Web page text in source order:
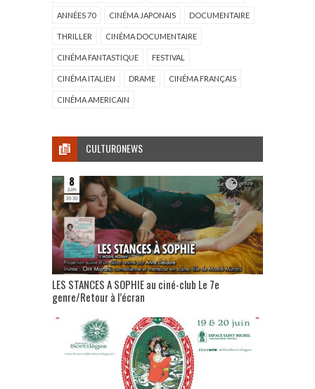
ANNÉES 70 CINÉMA JAPONAIS DOCUMENTAIRE
THRILLER CINÉMA DOCUMENTAIRE
CINÉMA FANTASTIQUE FESTIVAL
CINÉMA ITALIEN DRAME CINÉMA FRANÇAIS
CINÉMA AMERICAIN
CULTURONEWS
LES STANCES A SOPHIE au ciné-club Le 7e
genre/Retour à l’écran